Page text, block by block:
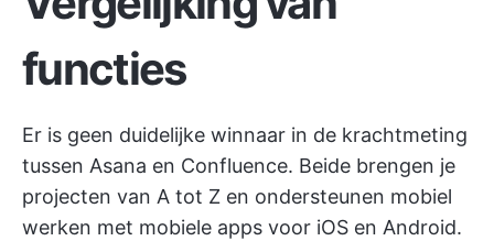
functies
Er is geen duidelijke winnaar in de krachtmeting
tussen Asana en Confluence. Beide brengen je
projecten van A tot Z en ondersteunen mobiel
werken met mobiele apps voor iOS en Android.